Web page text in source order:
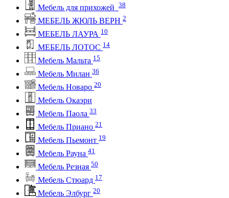
Мебель для прихожей 38
МЕБЕЛЬ ЖЮЛЬ ВЕРН 2
МЕБЕЛЬ ЛАУРА 10
МЕБЕЛЬ ЛОТОС 14
Мебель Мальта 15
Мебель Милан 36
Мебель Новаро 20
Мебель Окаэри
Мебель Паола 33
Мебель Приано 21
Мебель Пьемонт 19
Мебель Рауна 41
Мебель Резная 50
Мебель Стюард 17
Мебель Элбург 20